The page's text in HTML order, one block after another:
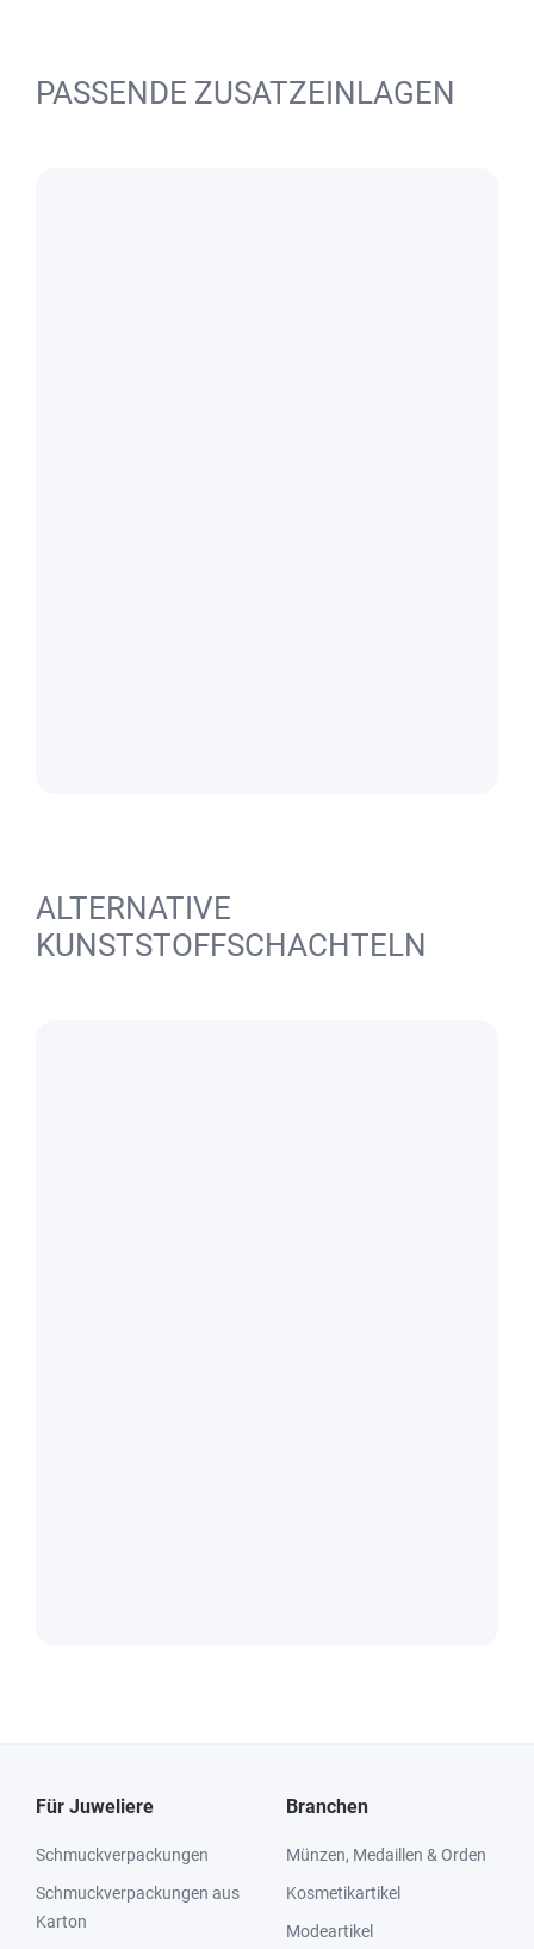
PASSENDE ZUSATZEINLAGEN
ALTERNATIVE
KUNSTSTOFFSCHACHTELN
Für Juweliere
Schmuckverpackungen
Schmuckverpackungen aus
Karton
Branchen
Münzen, Medaillen & Orden
Kosmetikartikel
Modeartikel